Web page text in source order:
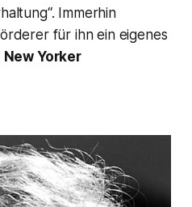
Immerhin
für ihn ein eigenes
New Yorker